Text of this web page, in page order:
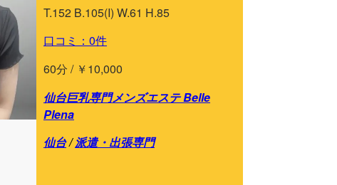
T.152 B.105(I) W.61 H.85
口コミ：0件
60分 / ￥10,000
仙台巨乳専門メンズエステ Belle
Plena
仙台/派遣・出張専門